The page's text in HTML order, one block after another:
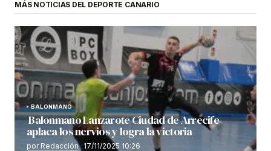
MÁS NOTICIAS DEL DEPORTE CANARIO
BALONMANO
Balonmano Lanzarote Ciudad de Arrecife
aplaca los nervios y logra la victoria
por Redacción 17/11/2025 10:26